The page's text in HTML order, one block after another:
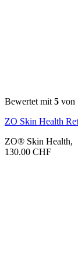
Bewertet mit 5 von
ZO Skin Health
ZO® Skin Health,
130.00 CHF